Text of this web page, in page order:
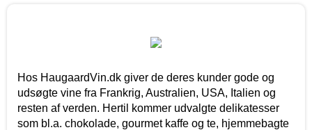
Hos HaugaardVin.dk giver de deres kunder gode og
udsøgte vine fra Frankrig, Australien, USA, Italien og
resten af verden. Hertil kommer udvalgte delikatesser
som bl.a. chokolade, gourmet kaffe og te, hjemmebagte